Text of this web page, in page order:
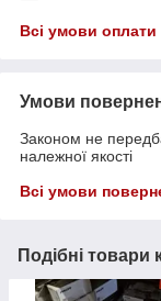
Всі умови оплати
Умови
Законом не
належної якості
Всі умови
Подібні товари